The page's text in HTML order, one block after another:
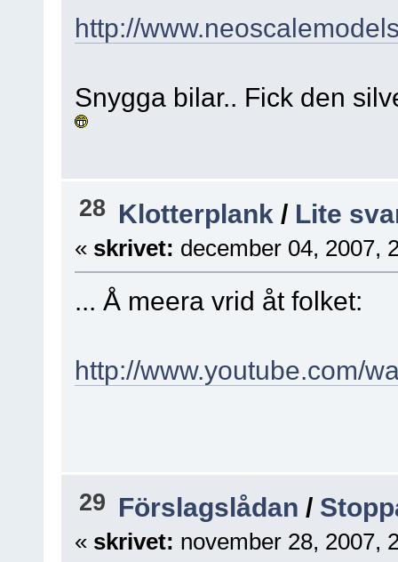
http://
Snygga bilar.. Fick den
28 Klotterplank / Lite
« skrivet: december 04, 2007,
... Å meera vrid åt folket:
http://www.youtube.com/
29 Förslagslådan /
« skrivet: november 28, 2007,